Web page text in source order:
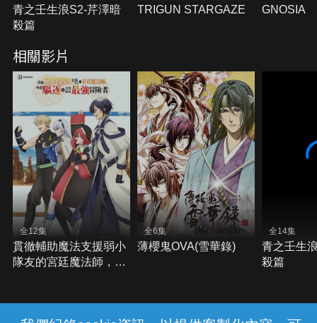
青之壬生浪S2-芹澤暗
殺篇
TRIGUN STARGAZE GNOSIA
相關影片
全12集
貫徹輔助魔法支援弱小
隊友的宮廷魔法師，慘
全6集
薄櫻鬼OVA(雪華錄)
全14集
青之壬生
殺篇